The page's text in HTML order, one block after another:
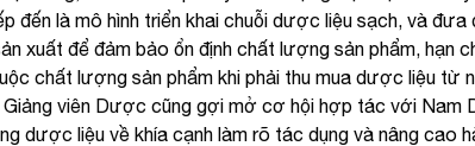
đến là mô hình triển khai chuỗi dược liệu sạch, và
xuất để đảm bảo ổn định chất lượng sản phẩm, hạn
chất lượng sản phẩm khi phải thu mua dược liệu từ
viên Dược cũng gợi mở cơ hội hợp tác với Nam
dược liệu về khía cạnh làm rõ tác dụng và nâng cao